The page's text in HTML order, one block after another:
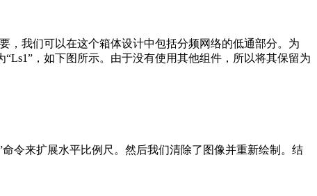
，我们可以在这个箱体设计中包括分频网络的低通部分。为
，如下图所示。由于没有使用其他组件，所以将其保留为
令来扩展水平比例尺。然后我们清除了图像并重新绘制。结